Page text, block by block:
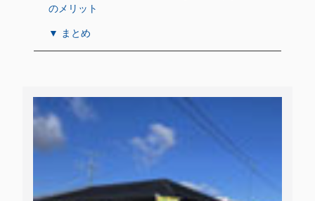
のメリット
▼ まとめ